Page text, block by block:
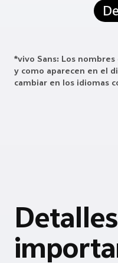
*vivo Sans: Los
y como aparecen en el
cambiar en los idiomas